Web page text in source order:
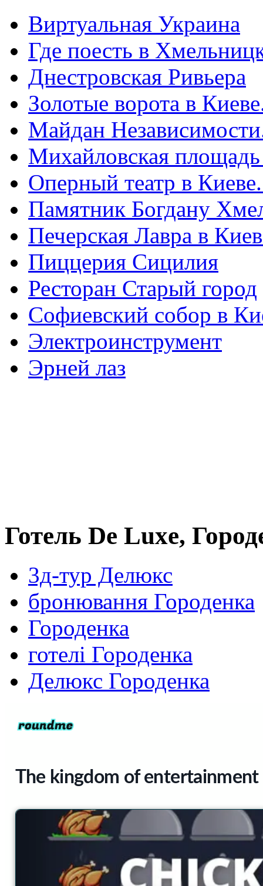
Виртуальная Украина
Где поесть в
Днестровская Ривьера
Золотые ворота в
Майдан
Михайловская
Оперный театр в
Памятник Богдану
Печерская Лавра в
Пиццерия Сицилия
Ресторан Старый город
Софиевский собор в
Электроинструмент
Эрней лаз
Готель De Luxe,
3д-тур Делюкс
бронювання Городенка
Городенка
готелі Городенка
Делюкс Городенка